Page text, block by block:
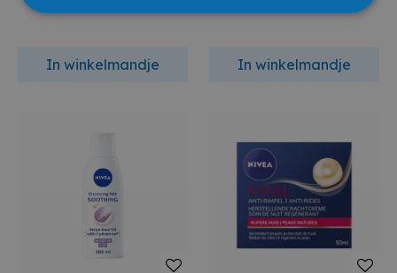
In winkelmandje In winkelmandje